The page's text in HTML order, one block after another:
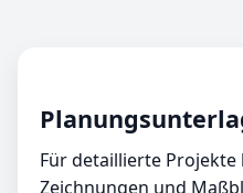
Für detaillierte
Zeichnungen und